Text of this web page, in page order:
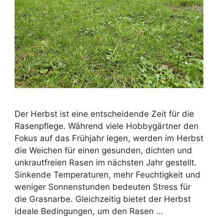
Der Herbst ist eine entscheidende Zeit für die
Rasenpflege. Während viele Hobbygärtner den
Fokus auf das Frühjahr legen, werden im Herbst
die Weichen für einen gesunden, dichten und
unkrautfreien Rasen im nächsten Jahr gestellt.
Sinkende Temperaturen, mehr Feuchtigkeit und
weniger Sonnenstunden bedeuten Stress für
die Grasnarbe. Gleichzeitig bietet der Herbst
ideale Bedingungen, um den Rasen …